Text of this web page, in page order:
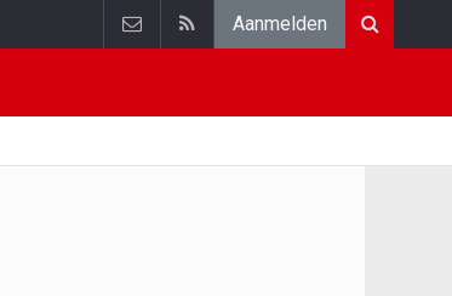
Aanmelden